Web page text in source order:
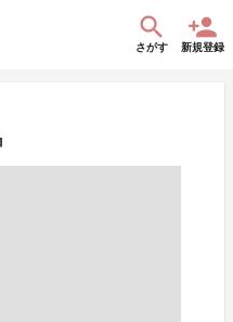
さがす 新規登録